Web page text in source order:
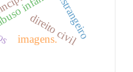
o estrangeiro
direito civil
imagens.